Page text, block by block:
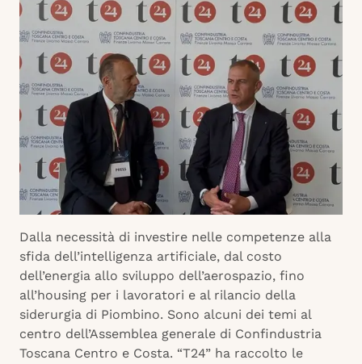
Dalla necessità di investire nelle competenze alla
sfida dell’intelligenza artificiale, dal costo
dell’energia allo sviluppo dell’aerospazio, fino
all’housing per i lavoratori e al rilancio della
siderurgia di Piombino. Sono alcuni dei temi al
centro dell’Assemblea generale di Confindustria
Toscana Centro e Costa. “T24” ha raccolto le